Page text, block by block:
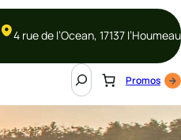
4 rue de l’Ocean, 17137 l’Houmeau
S
e
a
r
Promos